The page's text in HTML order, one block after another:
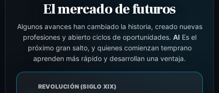
El mercado de futuros
Algunos avances han cambiado la historia, creado nuevas
profesiones y abierto ciclos de oportunidades. AI Es el
próximo gran salto, y quienes comienzan temprano
aprenden más rápido y desarrollan una ventaja.
REVOLUCIÓN (SIGLO XIX)